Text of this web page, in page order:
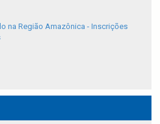
na Região Amazônica - Inscrições